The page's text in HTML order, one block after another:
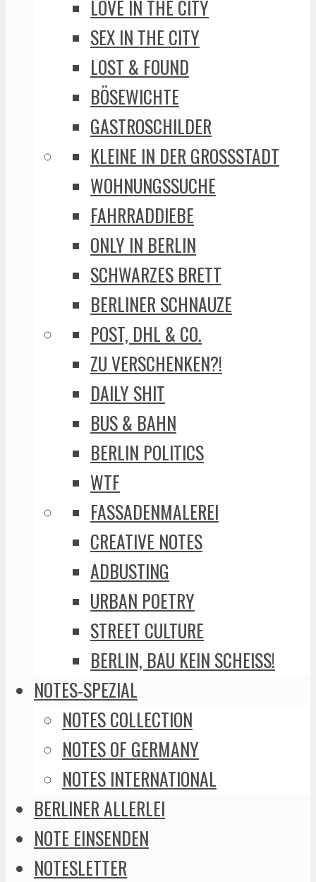
LOVE IN THE CITY
SEX IN THE CITY
LOST & FOUND
BÖSEWICHTE
GASTROSCHILDER
KLEINE IN DER GROSSSTADT
WOHNUNGSSUCHE
FAHRRADDIEBE
ONLY IN BERLIN
SCHWARZES BRETT
BERLINER SCHNAUZE
POST, DHL & CO.
ZU VERSCHENKEN?!
DAILY SHIT
BUS & BAHN
BERLIN POLITICS
WTF
FASSADENMALEREI
CREATIVE NOTES
ADBUSTING
URBAN POETRY
STREET CULTURE
BERLIN, BAU KEIN SCHEISS!
NOTES-SPEZIAL
NOTES COLLECTION
NOTES OF GERMANY
NOTES INTERNATIONAL
BERLINER ALLERLEI
NOTE EINSENDEN
NOTESLETTER